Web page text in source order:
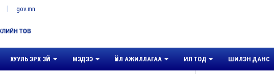
gov.mn
ХУУЛЬ ЭРХ ЗҮЙ МЭДЭЭ ҮЙЛ АЖИЛЛАГАА ИЛ ТОД ШИЛЭН ДАНС